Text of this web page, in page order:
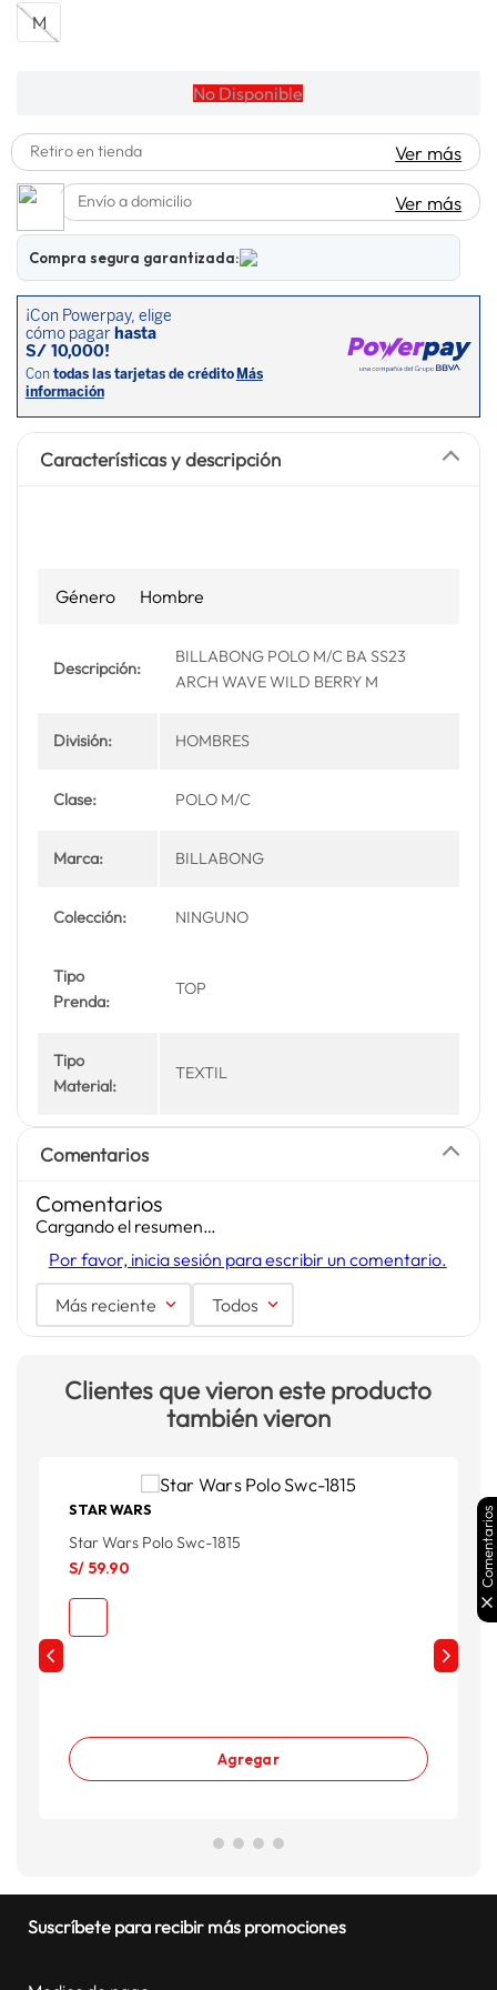
10.
M
No Disponible
Retiro en tienda Ver más
Envío a domicilio Ver más
Compra segura garantizada:
Características y descripción
Género Hombre
Descripción:
BILLABONG POLO M/C BA SS23
ARCH WAVE WILD BERRY M
División: HOMBRES
Clase: POLO M/C
Marca: BILLABONG
Colección: NINGUNO
Tipo
Prenda:
TOP
Tipo
Material:
TEXTIL
Comentarios
Comentarios
Cargando el resumen…
Por favor, inicia sesión para escribir un comentario.
Más reciente Todos
Clientes que vieron este producto
también vieron
STAR WARS
Star Wars Polo Swc-1815
S/ 59.90
Agregar
Suscríbete para recibir más promociones
Comentarios